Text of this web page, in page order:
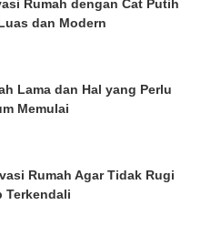
Rumah dengan Cat Putih
dan Modern
Lama dan Hal yang Perlu
Memulai
Rumah Agar Tidak Rugi
Terkendali